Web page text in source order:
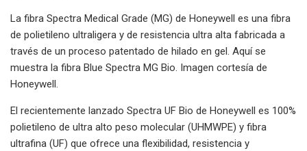
La fibra Spectra Medical Grade (MG) de Honeywell es una fibra
de polietileno ultraligera y de resistencia ultra alta fabricada a
través de un proceso patentado de hilado en gel. Aquí se
muestra la fibra Blue Spectra MG Bio. Imagen cortesía de
Honeywell.
El recientemente lanzado Spectra UF Bio de Honeywell es 100%
polietileno de ultra alto peso molecular (UHMWPE) y fibra
ultrafina (UF) que ofrece una flexibilidad, resistencia y